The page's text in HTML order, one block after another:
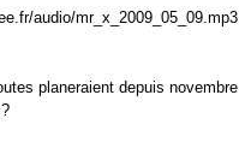
audio/mr_x_2009_05_09.mp3
planeraient depuis novembre